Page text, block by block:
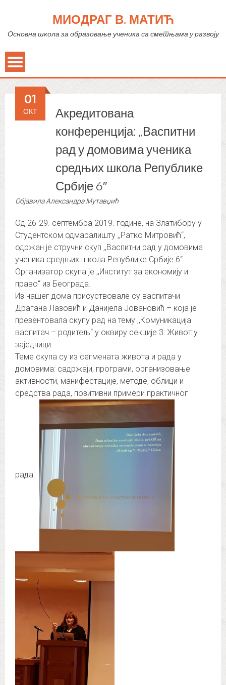
МИОДРАГ В. МАТИЋ
Основна школа за образовање ученика са сметњама у развоју
Акредитована
конференција: „Васпитни
рад у домовима ученика
средњих школа Републике
Србије 6″
01
ОКТ
ОбјавилаАлександра Мутавџић
Од 26-29. септембра 2019. године, на Златибору у
Студентском одмаралишту ,,Ратко Митровић“,
одржан је стручни скуп ,,Васпитни рад у домовима
ученика средњих школа Републике Србије 6“.
Организатор скупа је ,,Институт за економију и
право“ из Београда.
Из нашег дома присуствовале су васпитачи
Драгана Лазовић и Данијела Јовановић – која је
презентовала скупу рад на тему ,,Комуникација
васпитач – родитељ“ у оквиру секције 3: Живот у
заједници.
Теме скупа су из сегмената живота и рада у
домовима: садржаји, програми, организовање
активности, манифестације, методе, облици и
средства рада, позитивни примери практичног
рада.